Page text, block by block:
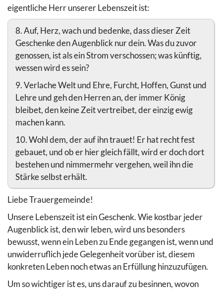
eigentliche Herr unserer Lebenszeit ist:
8. Auf, Herz, wach und bedenke, dass dieser Zeit
Geschenke den Augenblick nur dein. Was du zuvor
genossen, ist als ein Strom verschossen; was künftig,
wessen wird es sein?
9. Verlache Welt und Ehre, Furcht, Hoffen, Gunst und
Lehre und geh den Herren an, der immer König
bleibet, den keine Zeit vertreibet, der einzig ewig
machen kann.
10. Wohl dem, der auf ihn trauet! Er hat recht fest
gebauet, und ob er hier gleich fällt, wird er doch dort
bestehen und nimmermehr vergehen, weil ihn die
Stärke selbst erhält.
Liebe Trauergemeinde!
Unsere Lebenszeit ist ein Geschenk. Wie kostbar jeder
Augenblick ist, den wir leben, wird uns besonders
bewusst, wenn ein Leben zu Ende gegangen ist, wenn und
unwiderruflich jede Gelegenheit vorüber ist, diesem
konkreten Leben noch etwas an Erfüllung hinzuzufügen.
Um so wichtiger ist es, uns darauf zu besinnen, wovon